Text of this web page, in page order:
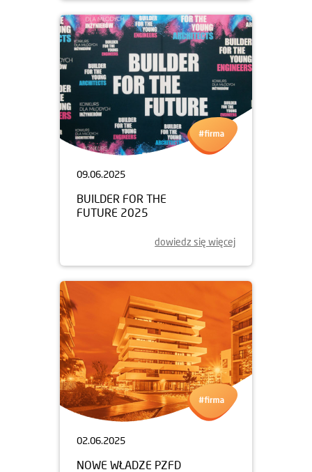
09.06.2025
BUILDER FOR THE
FUTURE 2025
dowiedz się więcej
02.06.2025
NOWE WŁADZE PZFD